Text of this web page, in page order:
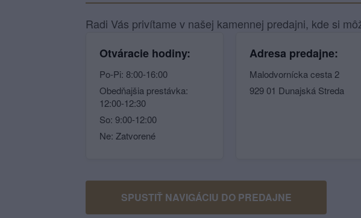
Radi Vás privítame v našej kamennej predajni, kde si
Otváracie hodiny:
Po-Pi: 8:00-16:00
Obedňajšia prestávka:
12:00-12:30
So: 9:00-12:00
Ne: Zatvorené
Adresa predajne:
Malodvornícka cesta 2
929 01 Dunajská Streda
SPUSTIŤ NAVIGÁCIU DO PREDAJNE